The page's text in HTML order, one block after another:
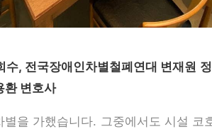
수, 전국장애인차별철폐연대 변재원
환 변호사
을 가했습니다. 그중에서도 시설